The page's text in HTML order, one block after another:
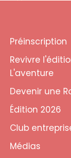
Préinscription
Revivre
L'aventure
Devenir une
Édition 2026
Club
Médias